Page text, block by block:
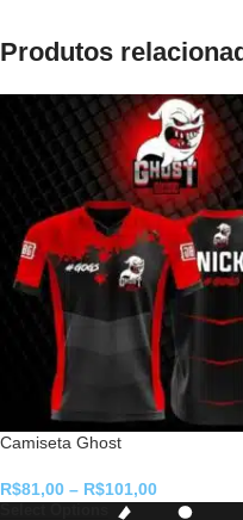
Produtos
Camiseta Ghost
R$81,00 – R$101,00